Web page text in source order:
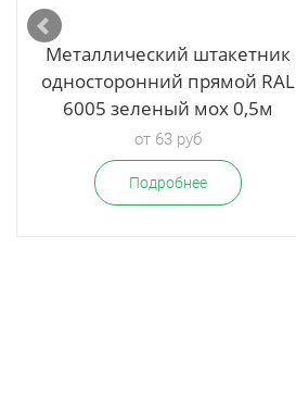
Металлический штакетник
односторонний прямой RAL
6005 зеленый мох 0,5м
от 63 руб
Подробнее